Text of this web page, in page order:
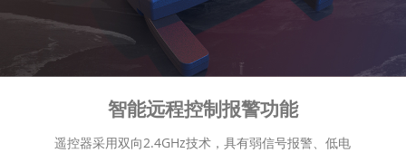
智能远程控制报警功能
遥控器采用双向2.4GHz技术，具有弱信号报警、低电